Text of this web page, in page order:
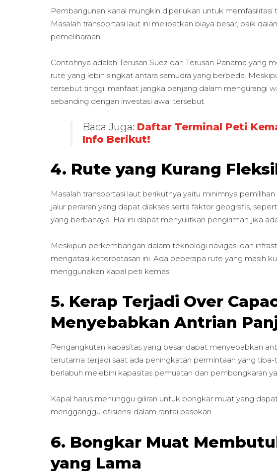
Pembangunan kanal mungkin diperlukan untuk memfasilitasi
Masalah transportasi laut ini melibatkan biaya besar, baik
pemeliharaan.
Contohnya adalah Terusan Suez dan Terusan Panama yang
rute yang lebih singkat antara samudra yang berbeda.
tersebut tinggi, manfaat jangka panjang dalam mengurangi
sebanding dengan investasi awal tersebut.
Baca Juga: Daftar Terminal Peti
Info Berikut!
4. Rute yang Kurang
Masalah transportasi laut berikutnya yaitu minimnya
jalur perairan yang dapat diakses serta faktor geografis,
yang berbahaya. Hal ini dapat menyulitkan pengiriman jika
Meskipun perkembangan dalam teknologi navigasi dan
mengatasi keterbatasan ini. Ada beberapa rute yang masih
menggunakan kapal peti kemas.
5. Kerap Terjadi Over
Menyebabkan Antrian
Pengangkutan kapasitas yang besar dapat menyebabkan
terutama terjadi saat ada peningkatan permintaan yang
berlabuh melebihi kapasitas pemuatan dan pembongkaran
Kapal harus menunggu giliran untuk bongkar muat yang
mengganggu efisiensi dalam rantai pasokan.
6. Bongkar Muat
yang Lama